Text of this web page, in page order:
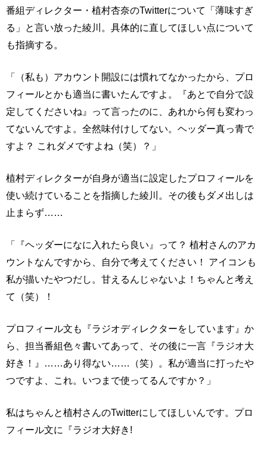
番組ディレクター・植村杏奈のTwitterについて「薄味すぎ
る」と言い放った綾川。具体的に直してほしい点について
も指摘する。
「（私も）アカウント開設には慣れてなかったから、プロ
フィールとかも適当に書いたんですよ。『あとで自分で設
定してくださいね』って言ったのに、あれから何も変わっ
てないんですよ。全然味付けしてない。ヘッダー真っ青で
すよ？ これダメですよね（笑）？」
植村ディレクターが自身が適当に設定したプロフィールを
使い続けていることを指摘した綾川。その後もダメ出しは
止まらず……
「『ヘッダーになに入れたら良い』って？ 植村さんのアカ
ウントなんですから、自分で考えてください！ アイコンも
私が描いたやつだし。甘えるんじゃないよ！ちゃんと考え
て（笑）！
プロフィール文も『ラジオディレクターをしています』か
ら、担当番組色々書いてあって、その後に一言『ラジオ大
好き！』……あり得ない……（笑）。私が適当に打ったや
つですよ、これ。いつまで使ってるんですか？」
私はちゃんと植村さんのTwitterにしてほしいんです。プロ
フィール文に『ラジオ大好き!